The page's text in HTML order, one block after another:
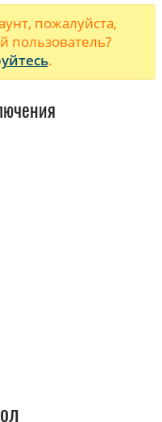
пожалуйста,
пользователь?
.